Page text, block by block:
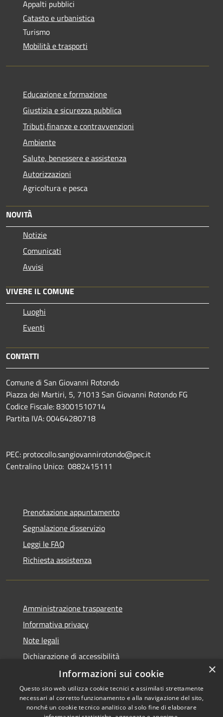
Appalti pubblici
Catasto e urbanistica
Turismo
Mobilità e trasporti
Educazione e formazione
Giustizia e sicurezza pubblica
Tributi,finanze e contravvenzioni
Ambiente
Salute, benessere e assistenza
Autorizzazioni
Agricoltura e pesca
NOVITÀ
Notizie
Comunicati
Avvisi
VIVERE IL COMUNE
Luoghi
Eventi
CONTATTI
Comune di San Giovanni Rotondo
Piazza dei Martiri, 5, 71013 San Giovanni Rotondo FG
Codice Fiscale: 83001510714
Partita IVA: 00464280718
PEC: protocollo.sangiovannirotondo@pec.it
Centralino Unico: 0882415111
Prenotazione appuntamento
Segnalazione disservizio
Leggi le FAQ
Richiesta assistenza
Amministrazione trasparente
Informativa privacy
Note legali
Dichiarazione di accessibilità
Copyright © 2026 • Comune di
×
Informazioni sui cookie
Questo sito web utilizza cookie tecnici e assimilati strettamente
necessari al corretto funzionamento e alla navigazione del sito,
nonché un cookie tecnico analitico al solo fine di elaborare